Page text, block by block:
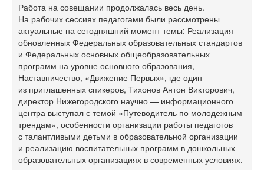
Работа на совещании продолжалась весь день.
На рабочих сессиях педагогами были рассмотрены
актуальные на сегодняшний момент темы: Реализация
обновленных Федеральных образовательных стандартов
и Федеральных основных общеобразовательных
программ на уровне основного образования,
Наставничество, «Движение Первых», где один
из приглашенных спикеров, Тихонов Антон Викторович,
директор Нижегородского научно — информационного
центра выступал с темой «Путеводитель по молодежным
трендам», особенности организации работы педагогов
с талантливыми детьми в образовательной организации
и реализацию воспитательных программ в дошкольных
образовательных организациях в современных условиях.